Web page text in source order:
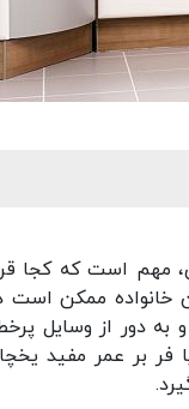
مهم است که کجا قرار
خانواده ممکن است در
دور از وسایل پرخطر
بر عمر مفید یخچال